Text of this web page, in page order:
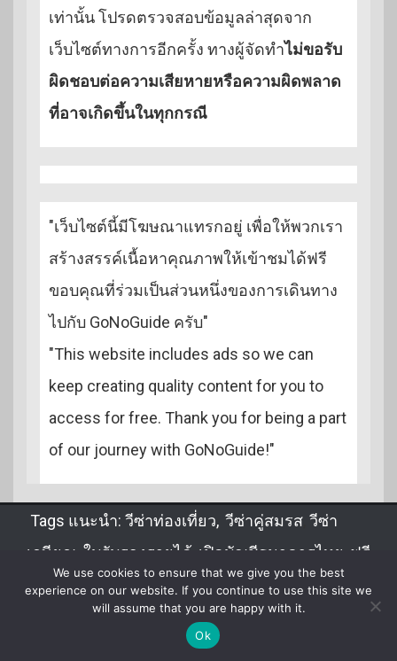
เท่านั้น โปรดตรวจสอบข้อมูลล่าสุดจาก
เว็บไซต์ทางการอีกครั้ง ทางผู้จัดทำไม่ขอรับ
ผิดชอบต่อความเสียหายหรือความผิดพลาด
ที่อาจเกิดขึ้นในทุกกรณี
"เว็บไซต์นี้มีโฆษณาแทรกอยู่ เพื่อให้พวกเรา
สร้างสรรค์เนื้อหาคุณภาพให้เข้าชมได้ฟรี
ขอบคุณที่ร่วมเป็นส่วนหนึ่งของการเดินทาง
ไปกับ GoNoGuide ครับ"
"This website includes ads so we can
keep creating quality content for you to
access for free. Thank you for being a part
of our journey with GoNoGuide!"
Tags แนะนำ: วีซ่าท่องเที่ยว, วีซ่าคู่สมรส ,วีซ่า
เกษียณ ใบรับรองรายได้ เปิดบัญชีธนาคารไทย ฟรี
วีซ่า,DTV ,จดทะเบียนสมรส, ขอวีซ่าไทยในลาว
GoNoGuide.com
We use cookies to ensure that we give you the best
experience on our website. If you continue to use this site we
will assume that you are happy with it.
Ok